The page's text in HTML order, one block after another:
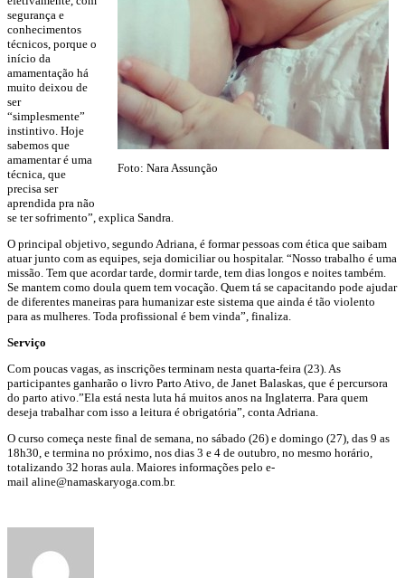
Foto: Nara Assunção
segurança e
conhecimentos
técnicos, porque o
início da
amamentação há
muito deixou de
ser
“simplesmente”
instintivo. Hoje
sabemos que
amamentar é uma
técnica, que
precisa ser
aprendida pra não
se ter sofrimento”, explica Sandra.
O principal objetivo, segundo Adriana, é formar pessoas com ética que saibam
atuar junto com as equipes, seja domiciliar ou hospitalar. “Nosso trabalho é uma
missão. Tem que acordar tarde, dormir tarde, tem dias longos e noites também.
Se mantem como doula quem tem vocação. Quem tá se capacitando pode ajudar
de diferentes maneiras para humanizar este sistema que ainda é tão violento
para as mulheres. Toda profissional é bem vinda”, finaliza.
Serviço
Com poucas vagas, as inscrições terminam nesta quarta-feira (23). As
participantes ganharão o livro Parto Ativo, de Janet Balaskas, que é percursora
do parto ativo.”Ela está nesta luta há muitos anos na Inglaterra. Para quem
deseja trabalhar com isso a leitura é obrigatória”, conta Adriana.
O curso começa neste final de semana, no sábado (26) e domingo (27), das 9 as
18h30, e termina no próximo, nos dias 3 e 4 de outubro, no mesmo horário,
totalizando 32 horas aula. Maiores informações pelo e-
mail aline@namaskaryoga.com.br.